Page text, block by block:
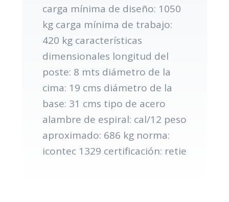
carga mínima de diseño: 1050
kg carga mínima de trabajo:
420 kg características
dimensionales longitud del
poste: 8 mts diámetro de la
cima: 19 cms diámetro de la
base: 31 cms tipo de acero
alambre de espiral: cal/12 peso
aproximado: 686 kg norma:
icontec 1329 certificación: retie